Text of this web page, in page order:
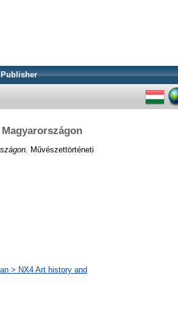
Művészettörténeti
> NX4 Art history and